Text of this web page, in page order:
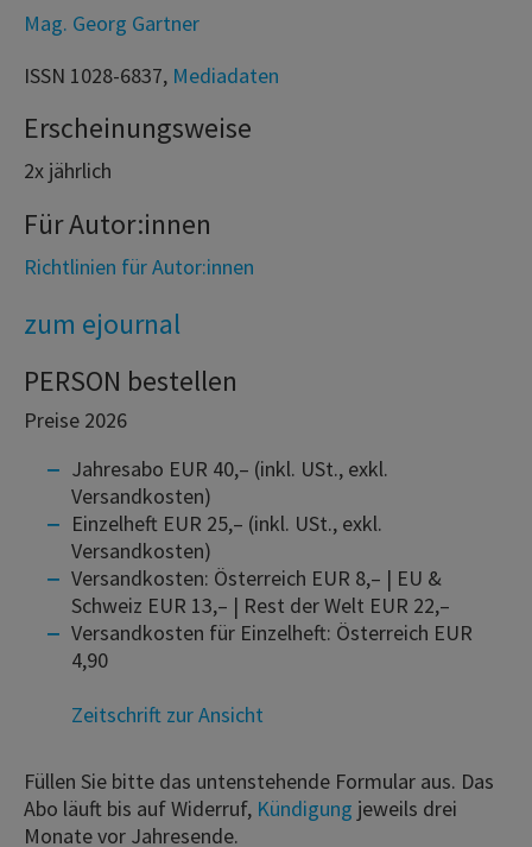
Mag. Georg Gartner
ISSN 1028-6837, Mediadaten
Erscheinungsweise
2x jährlich
Für Autor:innen
Richtlinien für Autor:innen
zum ejournal
PERSON bestellen
Preise 2026
Jahresabo EUR 40,– (inkl. USt., exkl.
Versandkosten)
Einzelheft EUR 25,– (inkl. USt., exkl.
Versandkosten)
Versandkosten: Österreich EUR 8,– | EU &
Schweiz EUR 13,– | Rest der Welt EUR 22,–
Versandkosten für Einzelheft: Österreich EUR
4,90
Zeitschrift zur Ansicht
Füllen Sie bitte das untenstehende Formular aus. Das
Abo läuft bis auf Widerruf, Kündigung jeweils drei
Monate vor Jahresende.